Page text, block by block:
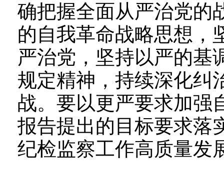
确把握全面从严治党的
的自我革命战略思想，
严治党，坚持以严的基
规定精神，持续深化纠
战。要以更严要求加强
报告提出的目标要求落
纪检监察工作高质量发